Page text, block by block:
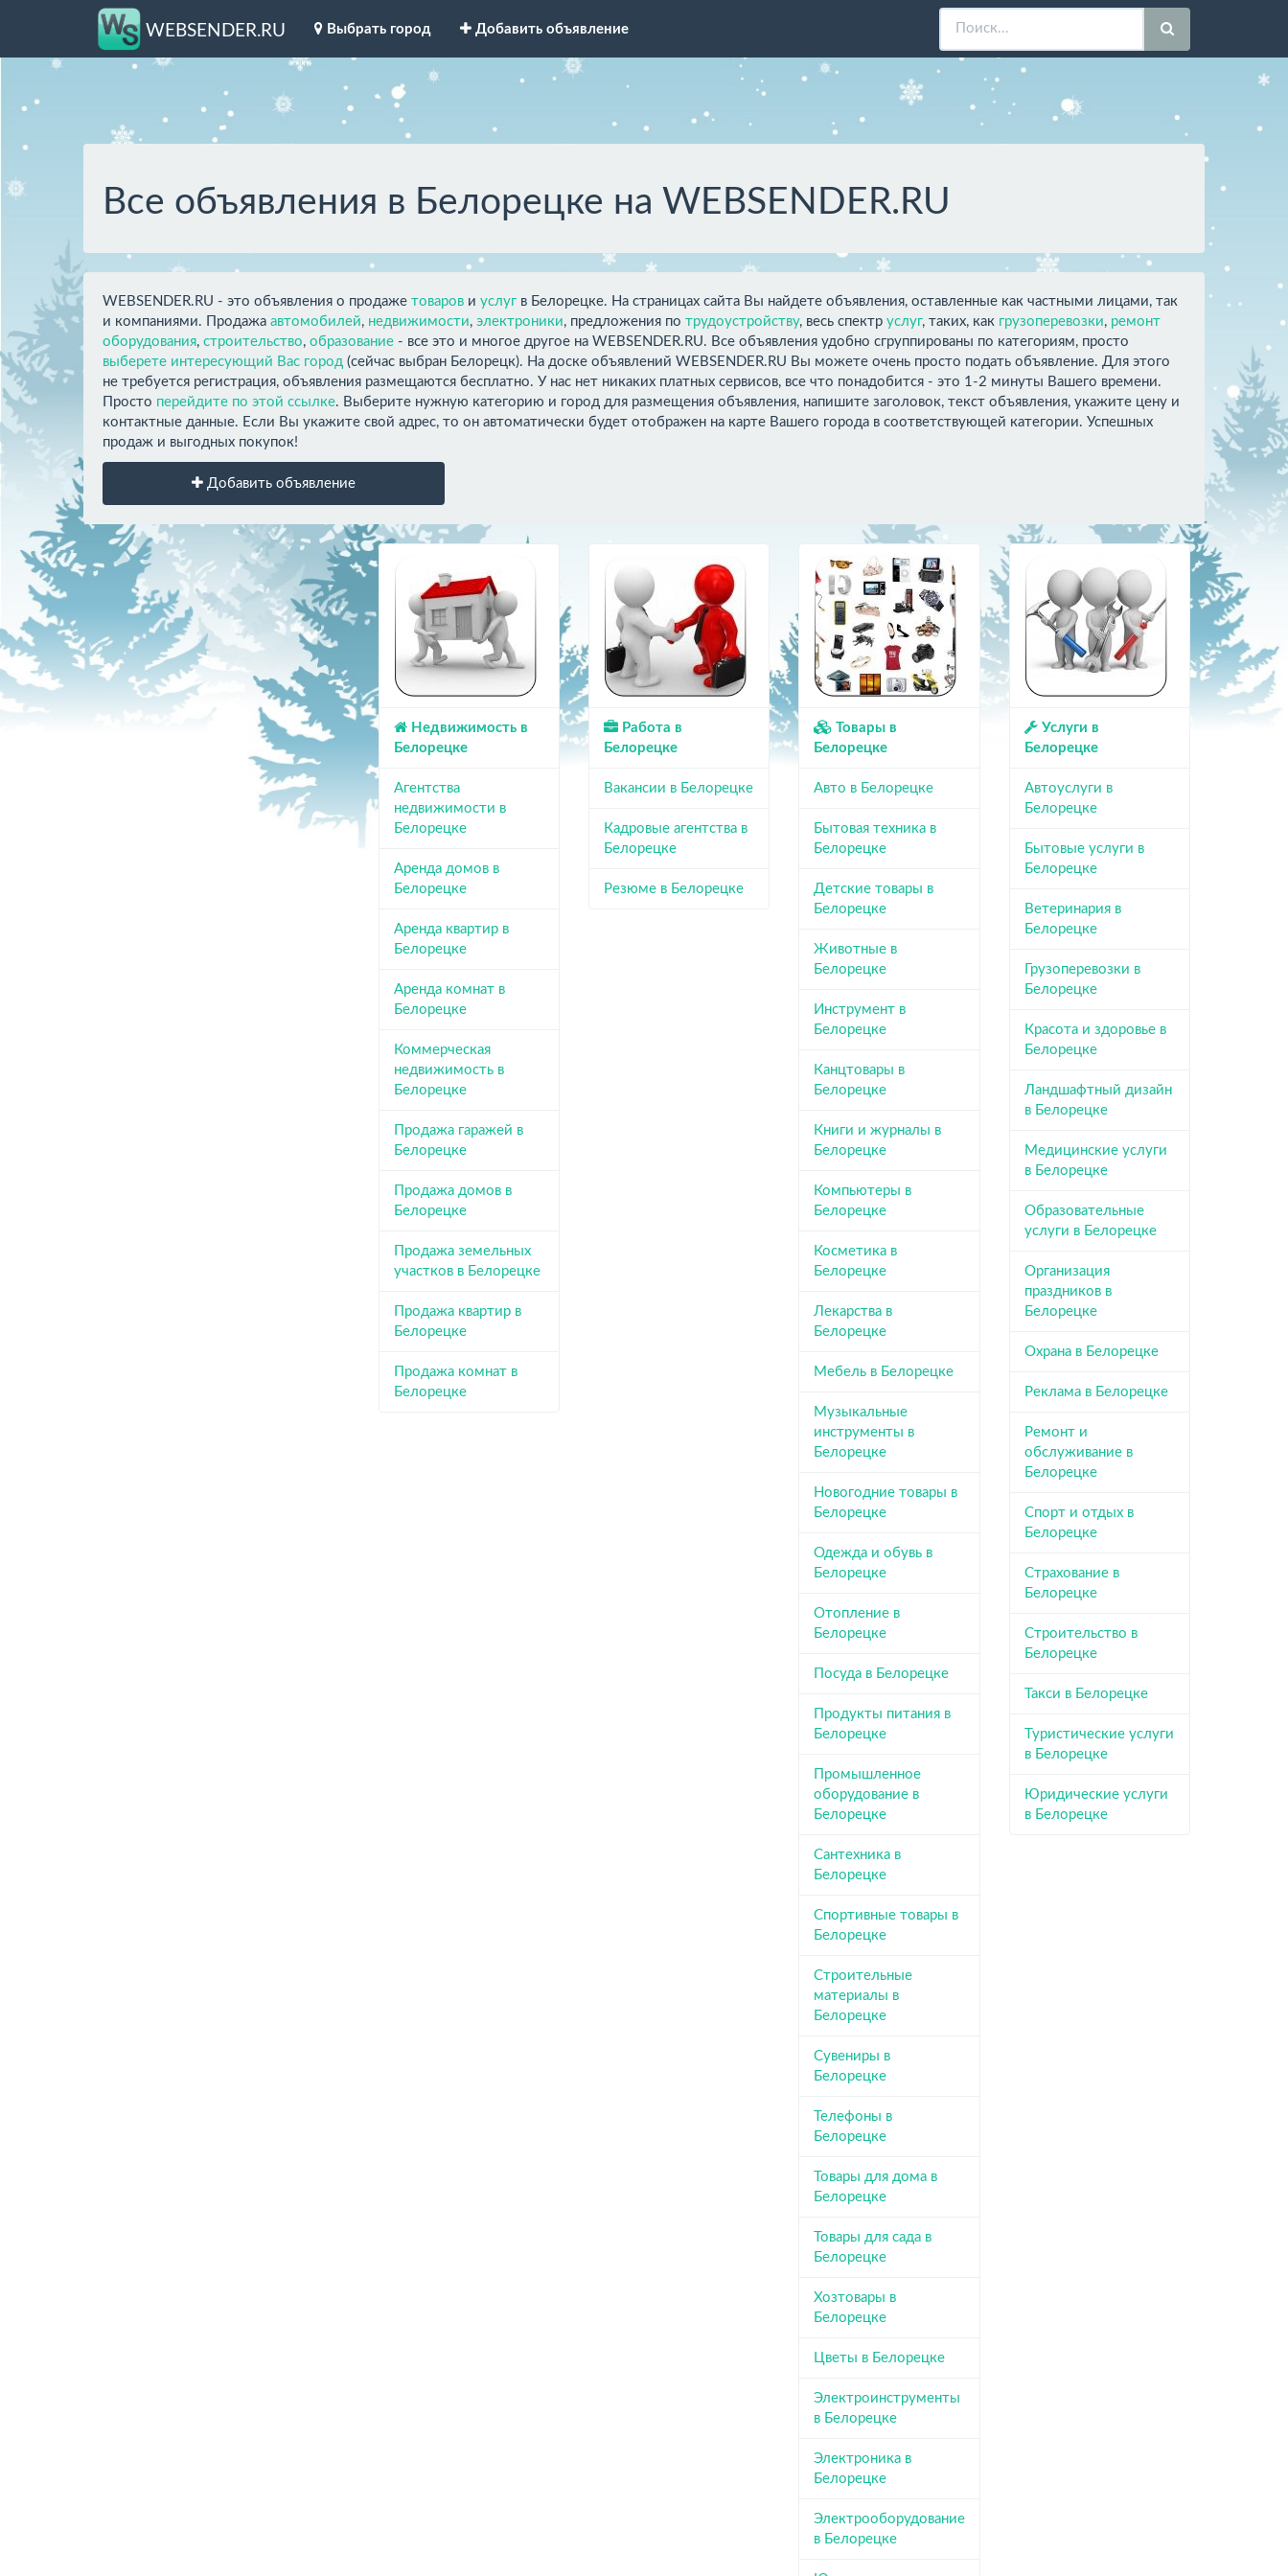
WEBSENDER.RU Выбрать город Добавить объявление
Все объявления в Белорецке на WEBSENDER.RU
WEBSENDER.RU - это объявления о продаже товаров и услуг в Белорецке. На страницах сайта Вы найдете объявления, оставленные как частными лицами, так
и компаниями. Продажа автомобилей, недвижимости, электроники, предложения по трудоустройству, весь спектр услуг, таких, как грузоперевозки, ремонт
оборудования, строительство, образование - все это и многое другое на WEBSENDER.RU. Все объявления удобно сгруппированы по категориям, просто
выберете интересующий Вас город (сейчас выбран Белорецк). На доске объявлений WEBSENDER.RU Вы можете очень просто подать объявление. Для этого
не требуется регистрация, объявления размещаются бесплатно. У нас нет никаких платных сервисов, все что понадобится - это 1-2 минуты Вашего времени.
Просто перейдите по этой ссылке. Выберите нужную категорию и город для размещения объявления, напишите заголовок, текст объявления, укажите цену и
контактные данные. Если Вы укажите свой адрес, то он автоматически будет отображен на карте Вашего города в соответствующей категории. Успешных
продаж и выгодных покупок!
Добавить объявление
Недвижимость в
Белорецке
Агентства
недвижимости в
Белорецке
Аренда домов в
Белорецке
Аренда квартир в
Белорецке
Аренда комнат в
Белорецке
Коммерческая
недвижимость в
Белорецке
Продажа гаражей в
Белорецке
Продажа домов в
Белорецке
Продажа земельных
участков в Белорецке
Продажа квартир в
Белорецке
Продажа комнат в
Белорецке
Работа в
Белорецке
Вакансии в Белорецке
Кадровые агентства в
Белорецке
Резюме в Белорецке
Товары в
Белорецке
Авто в Белорецке
Бытовая техника в
Белорецке
Детские товары в
Белорецке
Животные в
Белорецке
Инструмент в
Белорецке
Канцтовары в
Белорецке
Книги и журналы в
Белорецке
Компьютеры в
Белорецке
Косметика в
Белорецке
Лекарства в
Белорецке
Мебель в Белорецке
Музыкальные
инструменты в
Белорецке
Новогодние товары в
Белорецке
Одежда и обувь в
Белорецке
Отопление в
Белорецке
Посуда в Белорецке
Продукты питания в
Белорецке
Промышленное
оборудование в
Белорецке
Сантехника в
Белорецке
Спортивные товары в
Белорецке
Строительные
материалы в
Белорецке
Сувениры в
Белорецке
Телефоны в
Белорецке
Товары для дома в
Белорецке
Товары для сада в
Белорецке
Хозтовары в
Белорецке
Цветы в Белорецке
Электроинструменты
в Белорецке
Электроника в
Белорецке
Электрооборудование
в Белорецке
Услуги в
Белорецке
Автоуслуги в
Белорецке
Бытовые услуги в
Белорецке
Ветеринария в
Белорецке
Грузоперевозки в
Белорецке
Красота и здоровье в
Белорецке
Ландшафтный дизайн
в Белорецке
Медицинские услуги
в Белорецке
Образовательные
услуги в Белорецке
Организация
праздников в
Белорецке
Охрана в Белорецке
Реклама в Белорецке
Ремонт и
обслуживание в
Белорецке
Спорт и отдых в
Белорецке
Страхование в
Белорецке
Строительство в
Белорецке
Такси в Белорецке
Туристические услуги
в Белорецке
Юридические услуги
в Белорецке